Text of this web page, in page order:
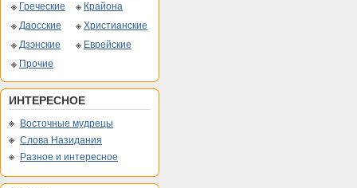
Греческие
Крайона
Даосские
Христианские
Дзэнские
Еврейские
Прочие
ИНТЕРЕСНОЕ
Восточные мудрецы
Слова Назидания
Разное и интересное